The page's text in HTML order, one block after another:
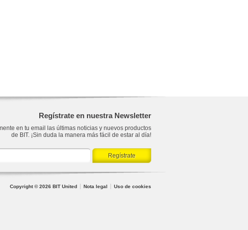
Regístrate en nuestra Newsletter
en tu email las últimas noticias y nuevos productos
de BIT. ¡Sin duda la manera más fácil de estar al día!
Copyright © 2026 BIT United Nota legal Uso de cookies